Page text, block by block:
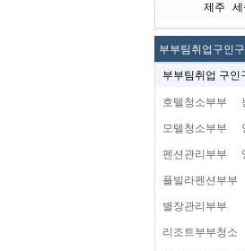
제주
세
부부팀취업구인
부부팀취업 구인
호텔청소부부
모텔청소부부
펜션관리부부
플빌라펜션부부
별장관리부부
리조트부부청소